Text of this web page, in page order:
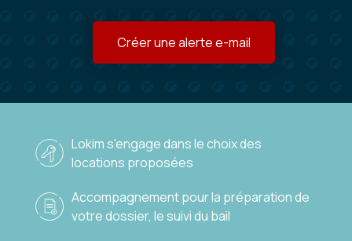
Créer une alerte e-mail
Lokim s'engage dans le choix des
locations proposées
Accompagnement pour la préparation de
votre dossier, le suivi du bail